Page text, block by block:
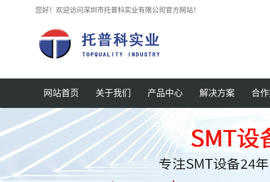
您好！欢迎访问深圳市托普科实业有限公司官方网站！
网站首页 关于我们
公司简介
新闻中心
企业文化
产品中心
深圳贴片机
深圳锡膏印刷机
深圳光学检测仪
解决方案
半导体封装
汽车电子
合